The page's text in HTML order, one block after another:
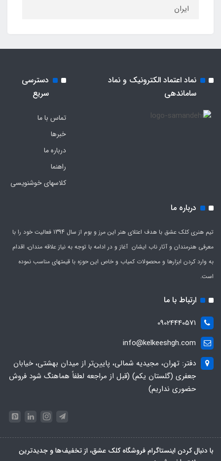
ایران
نماد اعتماد الکترونیک و نماد
ساماندهی
دسترسی
سریع
تماس با ما
خبرها
درباره ما
راهنما
کلاسهای خوشنویسی
درباره ما
تیم هنری کلک عشق با هدف اعتلای هنر این مرز و بوم از سال 1394 فعالیت خود را با
معرفی هنرمندان و آثار ناب ایشان آغاز و در ادامه با توجه به نیاز علاقه مندان، اقدام
به وارد کردن ابزارها و محصولات کمیاب و خاص این حوزه با قیمتهای مناسب نموده
است.
ارتباط با ما
09024440571
info@kelkeeshgh.com
دفتر: تهران، مجیدیه شمالی، پایین‌تر از میدان بهشتی، خیابان
جعفری (گلستان یکم) (قبل از مراجعه لطفاً هماهنگ شود فروش
حضوری نداریم)
با دنبال کردن اینستاگرام فروشگاه کلک عشق، از تخفیف‌ها و جدیدترین‌